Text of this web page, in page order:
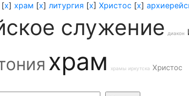
[x] храм [x] литургия [x] Христос [x]
служение диакон
храм храмы иркутска Христос